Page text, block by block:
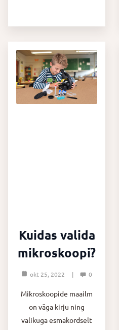
Kuidas valida
mikroskoopi?
okt 25, 2022 0
Mikroskoopide maailm
on väga kirju ning
valikuga esmakordselt